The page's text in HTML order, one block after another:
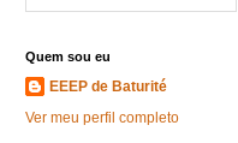
Quem sou eu
EEEP de Baturité
Ver meu perfil completo